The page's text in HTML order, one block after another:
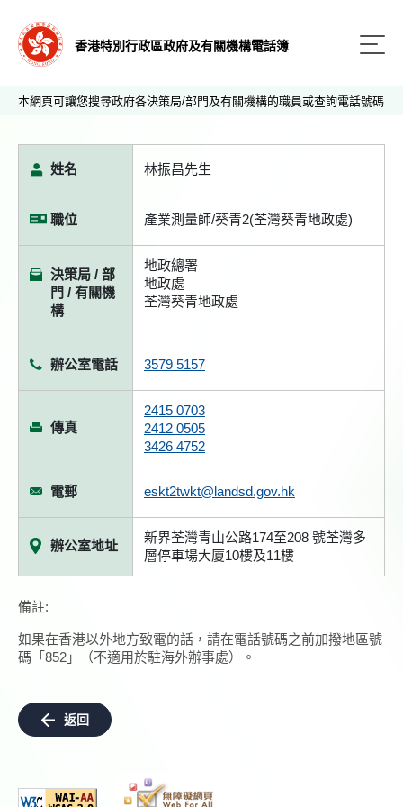
香港特別行政區政府及有關機構電話簿
本網頁可讓您搜尋政府各決策局/部門及有關機構的職員或查詢電話號碼
姓名 林振昌先生
職位 產業測量師/葵青2(荃灣葵青地政處)
決策局 / 部
門 / 有關機
構
地政總署
地政處
荃灣葵青地政處
辦公室電話 3579 5157
傳真
2415 0703
2412 0505
3426 4752
電郵 eskt2twkt@landsd.gov.hk
辦公室地址
新界荃灣青山公路174至208 號荃灣多
層停車場大廈10樓及11樓
備註:
如果在香港以外地方致電的話，請在電話號碼之前加撥地區號
碼「852」（不適用於駐海外辦事處）。
返回